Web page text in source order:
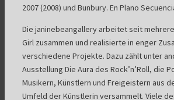
2007 (2008) und Bunbury. En Plano
Die janinebeangallery arbeitet seit
Girl zusammen und realisierte in enger
verschiedene Projekte. Dazu zählt unter
Ausstellung Die Aura des Rock’n’Roll, die
Musikern, Künstlern und Freigeistern aus
Umfeld der Künstlerin versammelt. Viele